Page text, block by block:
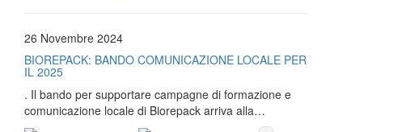
26 Novembre 2024
BIOREPACK: BANDO COMUNICAZIONE LOCALE PER
IL 2025
. Il bando per supportare campagne di formazione e
comunicazione locale di Biorepack arriva alla…